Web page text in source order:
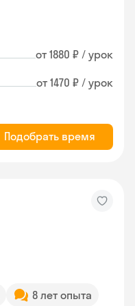
от 1880 ₽ / урок
от 1470 ₽ / урок
Подобрать время
8 лет опыта